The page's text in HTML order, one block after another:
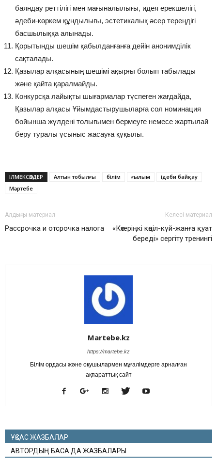
баяндау реттілігі мен мағыналылығы, идея ерекшелігі,
әдеби-көркем құндылығы, эстетикалық әсер тереңдігі
басшылыққа алынады.
Қорытынды шешім қабылданғанға дейін анонимділік
сақталады.
Қазылар алқасының шешімі ақырғы болып табылады
және қайта қаралмайды.
Конкурсқа лайықты шығармалар түспеген жағдайда,
Қазылар алқасы Ұйымдастырушыларға сол номинация
бойынша жүлдені толығымен бермеуге немесе жартылай
беру туралы ұсыныс жасауға құқылы.
ІЛМЕКСӨЗДЕР Алтын тобылғы білім ғылым
ідеби байқау
Мәртебе
Алдыңғы материал
Рассрочка и отсрочка налога
Келесі материал
«Көтеріңкі көңіл-күй-жанға қуат
береді» сергіту тренингі
Martebe.kz
https://martebe.kz
Білім ордасы және оқушылармен мұғалімдерге арналған
ақпараттық сайт
ҰҚСАС ЖАЗБАЛАР
АВТОРДЫҢ БАСҚА ДА ЖАЗБАЛАРЫ